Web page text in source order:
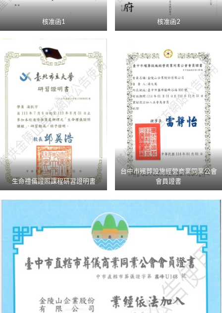
核准函1 核准函2
生命禮儀證照課程研習證明書
台中市殯葬設施經營商業同業公會
會員證書